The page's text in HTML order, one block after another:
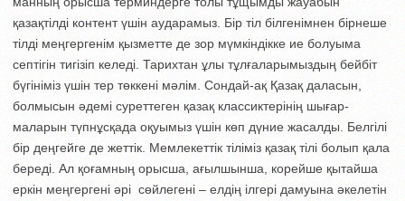
қазақтілді контент үшін аударамыз. Бір тіл білгенімнен бірне­ше
тілді меңгергенім қызметте де зор мүмкін­дікке ие болуыма
септігін тигізіп келеді. Тарихтан ұлы тұлғаларымыздың бейбіт
бүгініміз үшін тер төккені мәлім. Сондай-ақ Қазақ даласын,
болмысын әдемі суреттеген қазақ классиктерінің шығар­
маларын түпнұсқада оқуымыз үшін көп дүние жасалды. Белгілі
бір дең­гей­ге де жеттік. Мемлекеттік тіліміз қазақ тілі болып қала
береді. Ал қоғамның орыс­ша, ағылшынша, корейше қытайша
еркін мең­гергені әрі сөйлегені – елдің ілгері дамуы­на әкелетін